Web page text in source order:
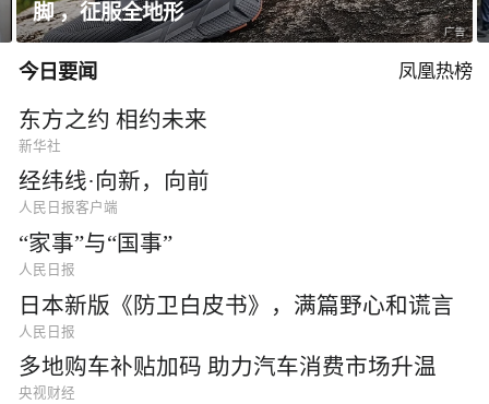
天内报到
今日要闻 凤凰热榜
东方之约 相约未来
新华社
经纬线·向新，向前
人民日报客户端
“家事”与“国事”
人民日报
日本新版《防卫白皮书》，满篇野心和谎言
人民日报
多地购车补贴加码 助力汽车消费市场升温
央视财经